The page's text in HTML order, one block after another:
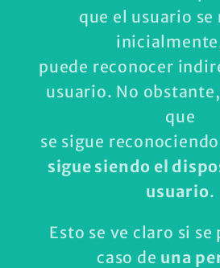
que el usuario
puede reconocer
usuario. No obstante,
que
se sigue
sigue siendo el
usuario.
Esto se ve claro si se
caso de una